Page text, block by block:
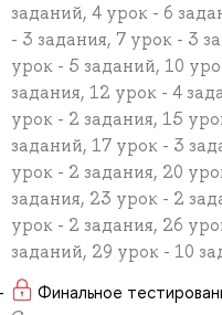
заданий, 4 урок - 6
- 3 задания, 7 урок - 3
урок - 5 заданий, 10
задания, 12 урок - 4
урок - 2 задания, 15
заданий, 17 урок - 3
урок - 2 задания, 20
задания, 23 урок - 2
урок - 2 задания, 26
заданий, 29 урок - 10
Финальное